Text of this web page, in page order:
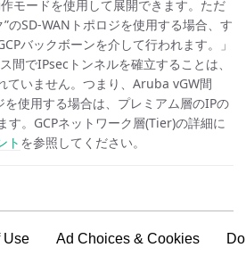
モードを使用して展開できます。ただ
のSD-WANトポロジを使用する場合、す
バックボーンを介して行われます。」
間でIPsecトンネルを確立することは、
ていません。つまり、Aruba vGW間
を使用する場合は、プレミアム層のIPの
す。GCPネットワーク層(Tier)の詳細に
ト を参照してください。
Use Ad Choices & Cookies